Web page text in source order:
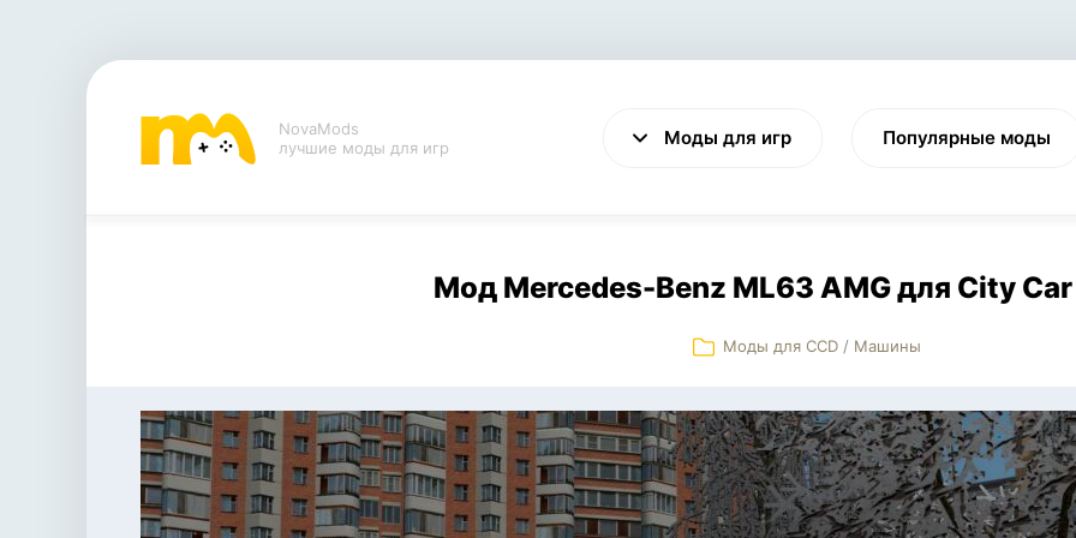
NovaMods
лучшие моды для игр
Моды для игр
VALHEIM CYBERPUNK 2077
Популярные моды
Мод Mercedes-Benz ML63 AMG для City
Моды для CCD / Машины